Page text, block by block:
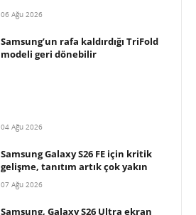
06 Ağu 2026
Samsung’un rafa kaldırdığı TriFold
modeli geri dönebilir
04 Ağu 2026
Samsung Galaxy S26 FE için kritik
gelişme, tanıtım artık çok yakın
07 Ağu 2026
Samsung, Galaxy S26 Ultra ekran